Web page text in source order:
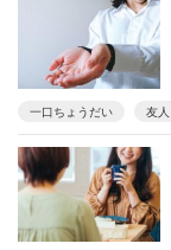
一口ちょうだい 友人